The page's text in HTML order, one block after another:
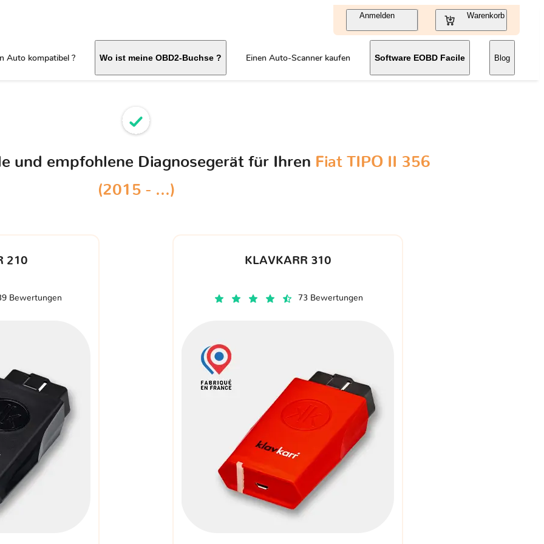
Anmelden Warenkorb
Auto kompatibel ? Wo ist meine OBD2-Buchse ? Einen Auto-Scanner kaufen Software EOBD Facile Blog
und empfohlene Diagnosegerät für Ihren Fiat TIPO II 356
(2015 - ...)
210
Bewertungen
KLAVKARR 310
73 Bewertungen